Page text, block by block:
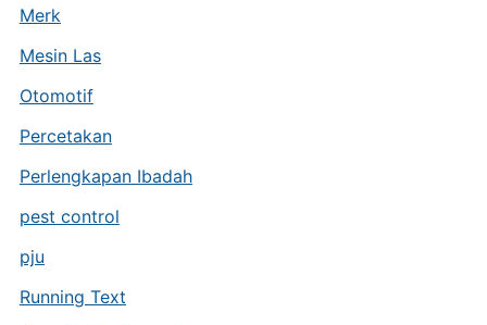
Merk
Mesin Las
Otomotif
Percetakan
Perlengkapan Ibadah
pest control
pju
Running Text